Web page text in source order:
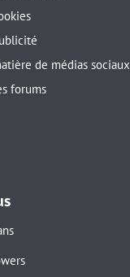
de médias sociaux
forums